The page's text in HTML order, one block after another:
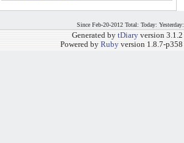
Since Feb-20-2012 Total: Today: Yesterday:
Generated by tDiary version 3.1.2
Powered by Ruby version 1.8.7-p358